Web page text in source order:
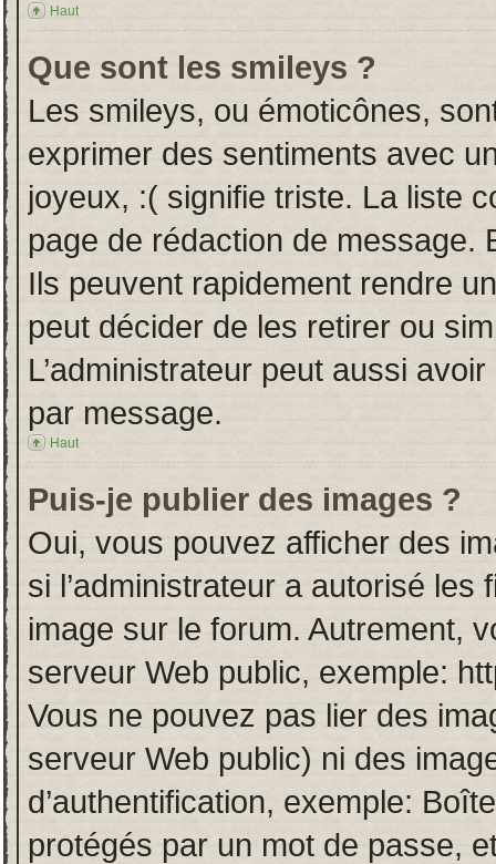
Haut
Que sont les smileys ?
Les smileys, ou émoticônes,
exprimer des sentiments avec
joyeux, :( signifie triste. La liste
page de rédaction de message.
Ils peuvent rapidement rendre
peut décider de les retirer ou
L’administrateur peut aussi
par message.
Haut
Puis-je publier des images ?
Oui, vous pouvez afficher des
si l’administrateur a autorisé
image sur le forum. Autrement,
serveur Web public, exemple:
Vous ne pouvez pas lier des
serveur Web public) ni des
d’authentification, exemple:
protégés par un mot de passe,